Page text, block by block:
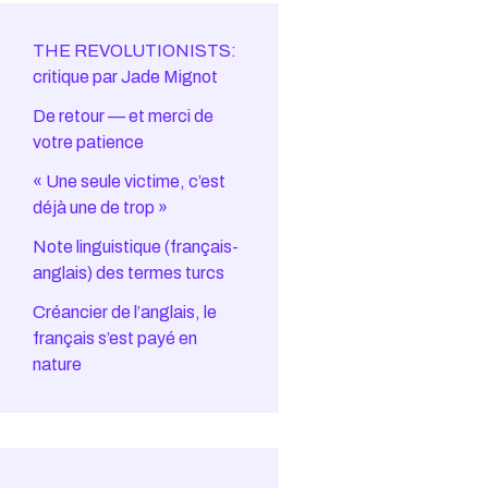
THE REVOLUTIONISTS:
critique par Jade Mignot
De retour — et merci de
votre patience
« Une seule victime, c’est
déjà une de trop »
Note linguistique (français-
anglais) des termes turcs
Créancier de l’anglais, le
français s’est payé en
nature